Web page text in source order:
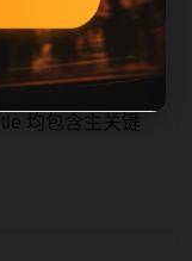
看热门推荐或
均包含主关键